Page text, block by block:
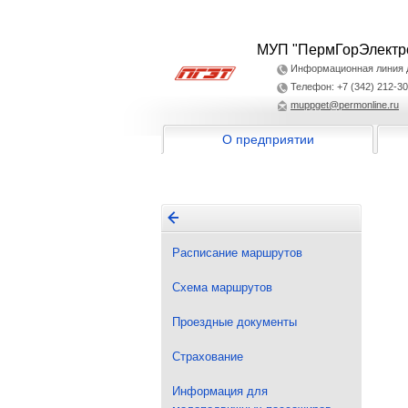
МУП
Информационная линия
Телефон: +7 (342) 212-
muppget@permonline.ru
О предприятии
Расписание маршрутов
Схема маршрутов
Проездные документы
Страхование
Информация для